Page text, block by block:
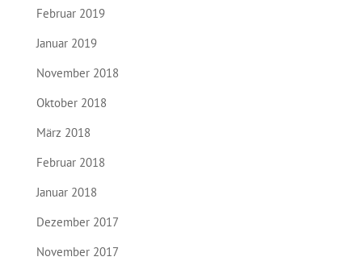
Februar 2019
Januar 2019
November 2018
Oktober 2018
März 2018
Februar 2018
Januar 2018
Dezember 2017
November 2017